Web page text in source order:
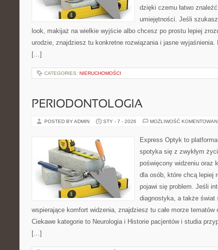
dzięki czemu łatwo
umiejętności. Jeśli
look, makijaż na wielkie wyjście albo chcesz po prostu lepiej
urodzie, znajdziesz tu konkretne rozwiązania i jasne
[…]
CATEGORIES: NIERUCHOMOŚCI
PERIODONTOLOGIA
POSTED BY ADMIN STY - 7 - 2026 MOŻLIWOŚĆ
Express Optyk to
spotyka się z zwykłym
poświęcony widzeniu oraz
dla osób, które chcą lepiej
pojawi się problem. Jeśli
diagnostyka, a także świat
wspierające komfort widzenia, znajdziesz tu całe morze
Ciekawe kategorie to Neurologia i Historie pacjentów i studia
[…]